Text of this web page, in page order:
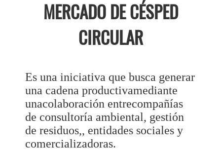
MERCADO DE CÉSPED
CIRCULAR
Es una iniciativa que busca generar
una cadena productivamediante
unacolaboración entrecompañías
de consultoría ambiental, gestión
de residuos,, entidades sociales y
comercializadoras.